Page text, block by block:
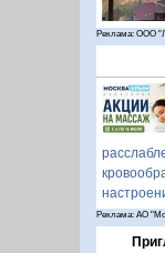
Реклама: ООО
Реклама: АО